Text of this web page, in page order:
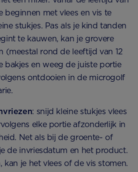
beginnen met vlees en vis te
stukjes. Pas als je kind tanden
te kauwen, kan je grovere
(meestal rond de leeftijd van 12
bakjes en weeg de juiste portie
ontdooien in de microgolf
: snijd kleine stukjes vlees
elke portie afzonderlijk in
Net als bij de groente- of
de invriesdatum en het product.
kan je het vlees of de vis stomen.